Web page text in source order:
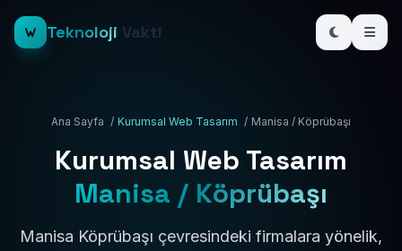
Teknoloji Vakti
Ana Sayfa / Kurumsal Web Tasarım / Manisa / Köprübaşı
Kurumsal Web Tasarım
Manisa / Köprübaşı
Manisa Köprübaşı çevresindeki firmalara yönelik,